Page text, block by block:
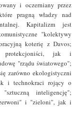
i oczerniany przez
pragną władzy nad
Kapitalizm jest
"kolektywy
koterię z Davos;
protekcjoniści, jak i
"rządu światowego";
zarówno ekologistyczni
i technokraci rojący o
inteligencję";
i "zieloni", jak i